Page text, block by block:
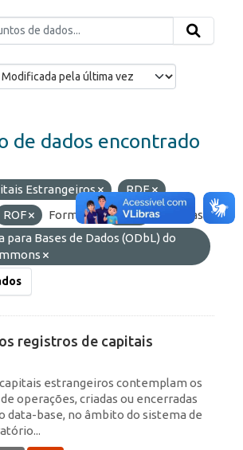
de dados encontrado
Estrangeiros
RDE
ROF Formatos: API
Licenças:
para Bases de Dados (ODbL) do
registros de capitais
estrangeiros contemplam os
operações, criadas ou encerradas
data-base, no âmbito do sistema de